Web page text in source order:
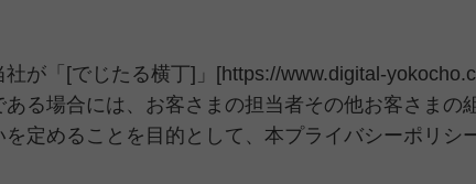
が「[でじたる横丁]」[https://www.digital-
る場合には、お客さまの担当者その他お客さまの
定めることを目的として、本プライバシーポリシ